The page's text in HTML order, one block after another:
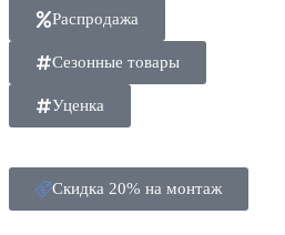
Распродажа
Сезонные товары
Уценка
Скидка 20% на монтаж